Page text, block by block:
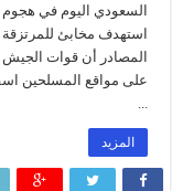
السعودي اليوم في هجوم
استهدف مخابئ
المصادر أن قوات
على مواقع المسلحين
المزيد